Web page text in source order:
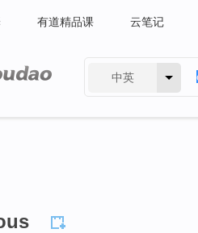
有道精品课 云笔记
中英